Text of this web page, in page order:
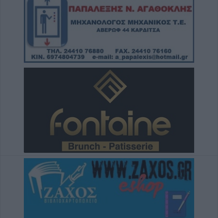
Ρογόζινου και την αποκατάσταση των
αντιπλημμυρικών αναχωμάτων
Στη Χαλ με 20 εκατ. ευρώ ο Κωνσταντής
Τζολάκης!
5 Αυγούστου 2026, 12:53
"Ξεπέταξαν" 102 θέματα για λήψη
αποφάσεων μέσα σε 12 λεπτά (!) στην
Περιφερειακή Επιτροπή Θεσσαλίας
5 Αυγούστου 2026, 12:45
ΑΔΕΔΥ Καρδίτσας: "Κάτω τα χέρια από τον
πρόεδρο του Εργατικού Κέντρου Λάρισας!"
5 Αυγούστου 2026, 12:16
Κριάρι τραυμάτισε σοβαρά ηλικιωμένη σε
χωριό των Τρικάλων
5 Αυγούστου 2026, 11:56